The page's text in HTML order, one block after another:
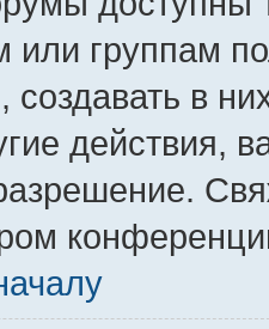
или группам
в
действия,